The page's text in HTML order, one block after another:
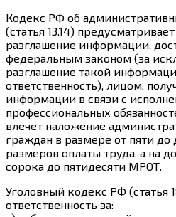
Кодекс РФ об
(статья 13.14)
разглашение информации,
федеральным законом (за
разглашение такой
ответственность), лицом,
информации в связи с
профессиональных
влечет наложение
граждан в размере от пяти
размеров оплаты труда, а на
сорока до пятидесяти МРОТ.
Уголовный кодекс РФ (статья
ответственность за: